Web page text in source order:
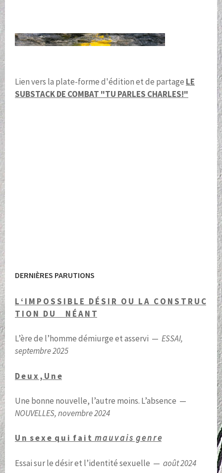
Lien vers la plate-forme d'édition et de partage LE
SUBSTACK DE COMBAT "TU PARLES CHARLES!"
DERNIÈRES PARUTIONS
L ‘ I M P O S S I B L E D É S I R O U L A C O N S T R U C
T I O N D U N É A N T
L’ère de l’homme démiurge et asservi — ESSAI,
septembre 2025
D e u x , U n e
Une bonne nouvelle, l’autre moins. L’absence —
NOUVELLES, novembre 2024
U n s e x e q u i f a i t m a u v a i s g e n r e
Essai sur le désir et l’identité sexuelle — août 2024